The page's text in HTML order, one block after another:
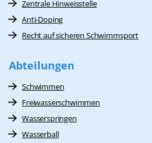
Zentrale Hinweisstelle
Anti-Doping
Recht auf sicheren Schwimmsport
Abteilungen
Schwimmen
Freiwasserschwimmen
Wasserspringen
Wasserball